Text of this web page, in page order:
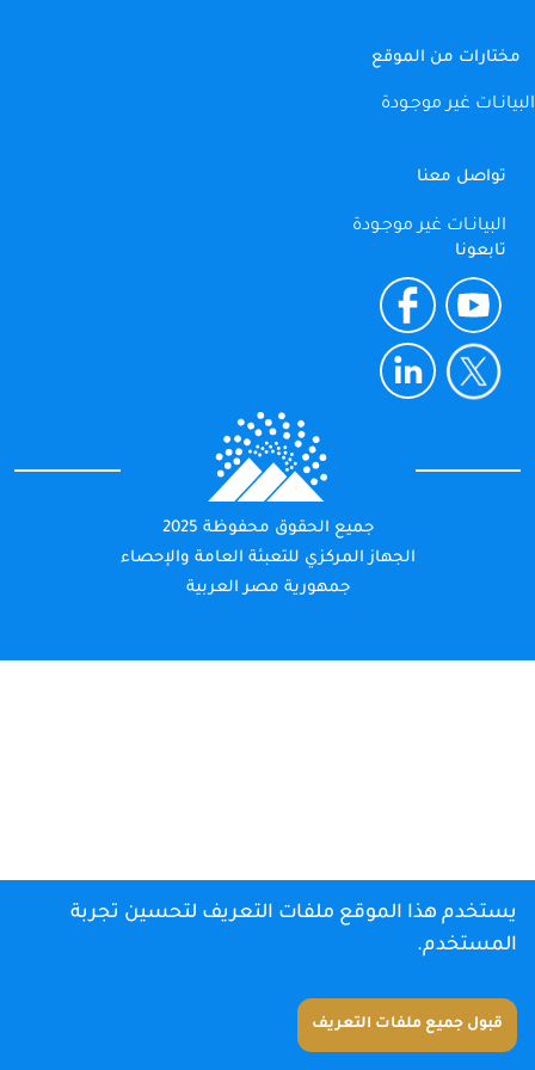
مختارات من الموقع
البيانـات غير موجـودة
تواصل معنا
البيانـات غير موجـودة
تابعونا
جميع الحقوق محفوظة 2025
الجهاز المركزي للتعبئة العامة والإحصاء
جمهورية مصر العربية
يستخدم هذا الموقع ملفات التعريف لتحسين تجربة
المستخدم.
قبول جميع ملفات التعريف